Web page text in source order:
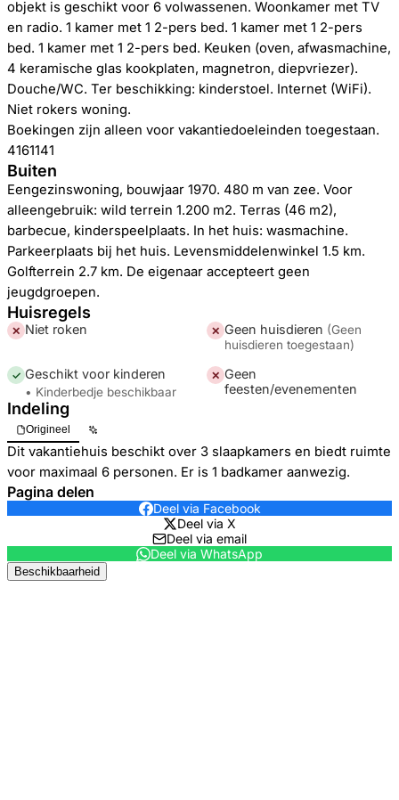
objekt is geschikt voor 6 volwassenen. Woonkamer met TV
en radio. 1 kamer met 1 2-pers bed. 1 kamer met 1 2-pers
bed. 1 kamer met 1 2-pers bed. Keuken (oven, afwasmachine,
4 keramische glas kookplaten, magnetron, diepvriezer).
Douche/WC. Ter beschikking: kinderstoel. Internet (WiFi).
Niet rokers woning.
Boekingen zijn alleen voor vakantiedoeleinden toegestaan.
4161141
Buiten
Eengezinswoning, bouwjaar 1970. 480 m van zee. Voor
alleengebruik: wild terrein 1.200 m2. Terras (46 m2),
barbecue, kinderspeelplaats. In het huis: wasmachine.
Parkeerplaats bij het huis. Levensmiddelenwinkel 1.5 km.
Golfterrein 2.7 km. De eigenaar accepteert geen
jeugdgroepen.
Huisregels
✕ Niet roken ✕ Geen huisdieren (Geen
huisdieren toegestaan)
✓ Geschikt voor kinderen
• Kinderbedje beschikbaar
✕ Geen
feesten/evenementen
Indeling
Origineel
Dit vakantiehuis beschikt over 3 slaapkamers en biedt ruimte
voor maximaal 6 personen. Er is 1 badkamer aanwezig.
Pagina delen
Deel via Facebook
Deel via X
Deel via email
Deel via WhatsApp
Beschikbaarheid